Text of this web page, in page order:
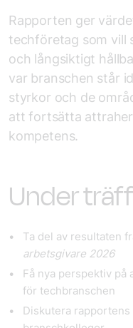
Rapporten ger
techföretag som vill
och långsiktigt
var branschen står
styrkor och de
att fortsätta
kompetens.
Under
Ta del av resultaten
arbetsgivare 2026
Få nya perspektiv på
för techbranschen
Diskutera